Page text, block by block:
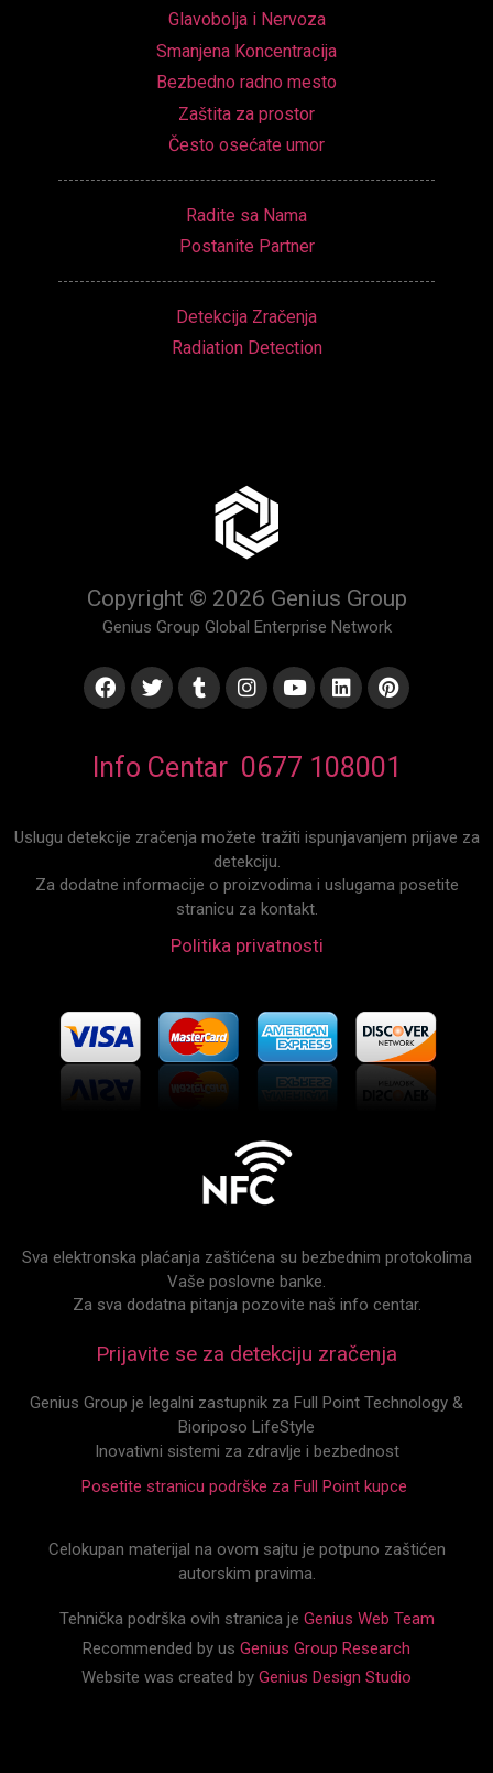
Glavobolja i Nervoza
Smanjena Koncentracija
Bezbedno radno mesto
Zaštita za prostor
Često osećate umor
Radite sa Nama
Postanite Partner
Detekcija Zračenja
Radiation Detection
Copyright © 2026 Genius Group
Genius Group Global Enterprise Network
Info Centar 0677 108001
Uslugu detekcije zračenja možete tražiti ispunjavanjem prijave za
detekciju.
Za dodatne informacije o proizvodima i uslugama posetite
stranicu za kontakt.
Politika privatnosti
Sva elektronska plaćanja zaštićena su bezbednim protokolima
Vaše poslovne banke.
Za sva dodatna pitanja pozovite naš info centar.
Prijavite se za detekciju zračenja
Genius Group je legalni zastupnik za Full Point Technology &
Bioriposo LifeStyle
Inovativni sistemi za zdravlje i bezbednost
Posetite stranicu podrške za Full Point kupce
Celokupan materijal na ovom sajtu je potpuno zaštićen
autorskim pravima.
Tehnička podrška ovih stranica je Genius Web Team
Recommended by us Genius Group Research
Website was created by Genius Design Studio